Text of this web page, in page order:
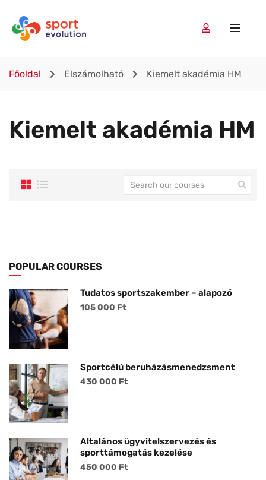
Főoldal Elszámolható Kiemelt akadémia HM
Kiemelt akadémia HM
POPULAR COURSES
Tudatos sportszakember – alapozó
105 000 Ft
Sportcélú beruházásmenedzsment
430 000 Ft
Általános ügyvitelszervezés és
sporttámogatás kezelése
450 000 Ft